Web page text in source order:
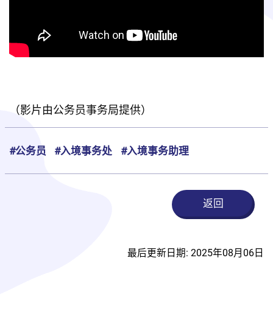
（影片由公务员事务局提供）
#公务员 #入境事务处 #入境事务助理
返回
最后更新日期: 2025年08月06日